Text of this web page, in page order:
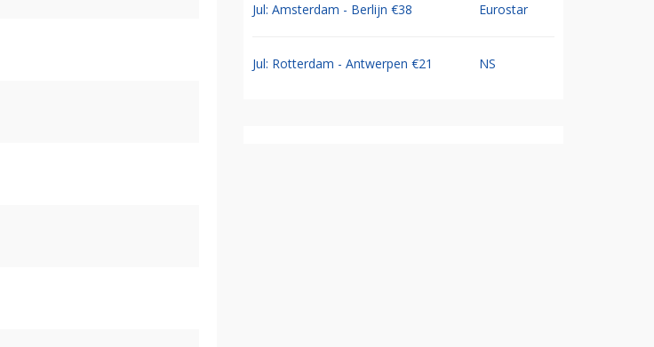
Jul: Amsterdam - Berlijn €38 Eurostar
Jul: Rotterdam - Antwerpen €21 NS